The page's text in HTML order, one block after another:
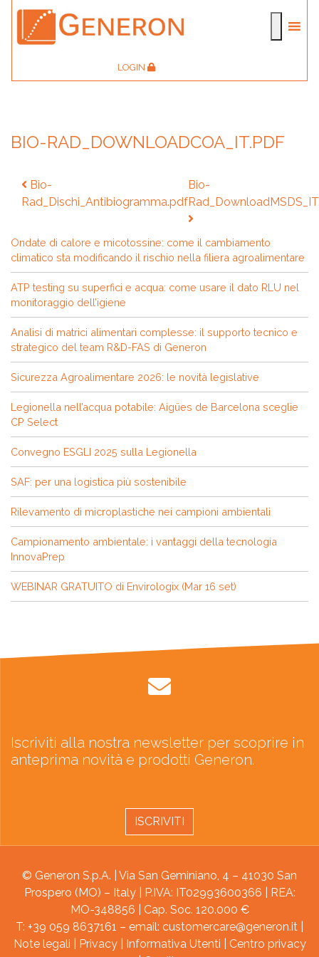
LOGIN
BIO-RAD_DOWNLOADCOA_IT.PDF
Navigazione
articoli
Bio-
Rad_Dischi_Antibiogramma.pdf
Bio-
Ondate di calore e micotossine: come il cambiamento
climatico sta modificando il rischio nella filiera agroalimentare
ATP testing su superfici e acqua: come usare il dato RLU nel
monitoraggio dell’igiene
Analisi di matrici alimentari complesse: il supporto tecnico e
strategico del team R&D-FAS di Generon
Sicurezza Agroalimentare 2026: le novità legislative
Legionella nell’acqua potabile: Aigües de Barcelona sceglie
CP Select
Convegno ESGLI 2025 sulla Legionella
SAF: per una logistica più sostenibile
Rilevamento di microplastiche nei campioni ambientali
Campionamento ambientale: i vantaggi della tecnologia
InnovaPrep
WEBINAR GRATUITO di Envirologix (Mar 16 set)
Iscriviti alla nostra newsletter per scoprire in
anteprima novità e prodotti Generon.
ISCRIVITI
© Generon S.p.A. | Via San Geminiano, 4 – 41030 San
Prospero (MO) – Italy | P.IVA: IT02993600366 | REA:
MO-348856 | Cap. Soc. 120.000 €
T: +39 059 8637161 – email: customercare@generon.it
Note legali
Privacy| Informativa Utenti
Centro privacy